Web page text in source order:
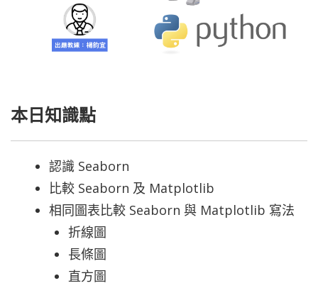
本日知識點
認識 Seaborn
比較 Seaborn 及 Matplotlib
相同圖表比較 Seaborn 與 Matplotlib 寫法
折線圖
長條圖
直方圖